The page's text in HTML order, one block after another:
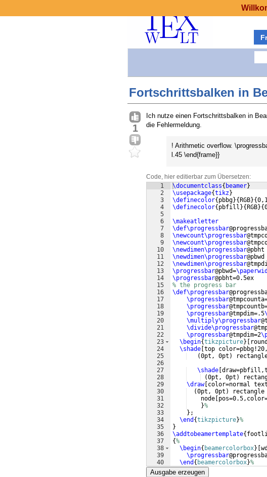
Fortschrittsbalken in
1
Ich nutze einen Fortschrittsbalken in
die Fehlermeldung.
! Arithmetic overflow.
l.45 \end{frame}}
Code, hier editierbar zum Übersetzen:
1
2
3
4
5
6
7
8
9
10
11
12
13
14
15
16
17
18
19
20
21
22
23
24
25
26
27
28
29
30
31
32
33
34
35
36
37
38
39
40
41
\documentclass{ beamer}
\usepackage{tikz}
\definecolor{ pbbg}{ RGB}{
\definecolor{ pbfill }{ RGB}{
\makeatletter
\def\progressbar
\newcount\progressbar
\newcount\progressbar
\newdimen\progressbar@pbht
\newdimen\progressbar@pbwd
\newdimen\progressbar
\progressbar@pbwd=
\progressbar@pbht=0.5ex
% the progress bar
\def\progressbar
\progressbar
\progressbar
\progressbar@tmpdim=.5
\multiply\progressbar
\divide\progressbar
\progressbar@tmpdim=2
\begin{tikzpicture}
\shade top
(0pt, 0pt )
\shade
(0pt, 0pt )
\draw[ color=normal
(0pt, 0pt ) rectangle
    node
}%
} ;
\end {tikzpicture}%
}
\addtobeamertemplate{
{%
\begin{ beamercolorbox}
\progressbar
\end { beamercolorbox}%
}
Ausgabe erzeugen